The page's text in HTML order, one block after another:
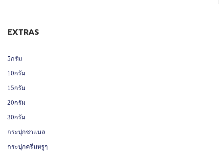
EXTRAS
5กรัม
10กรัม
15กรัม
20กรัม
30กรัม
กระปุกชาแนล
กระปุกครีมหรูๆ